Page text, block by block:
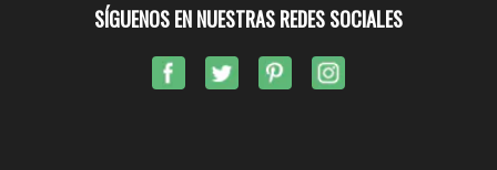
SÍGUENOS EN NUESTRAS REDES SOCIALES